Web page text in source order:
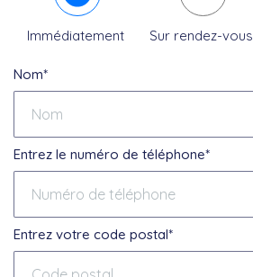
Immédiatement Sur rendez-vous
Nom*
Entrez le numéro de téléphone*
Entrez votre code postal*